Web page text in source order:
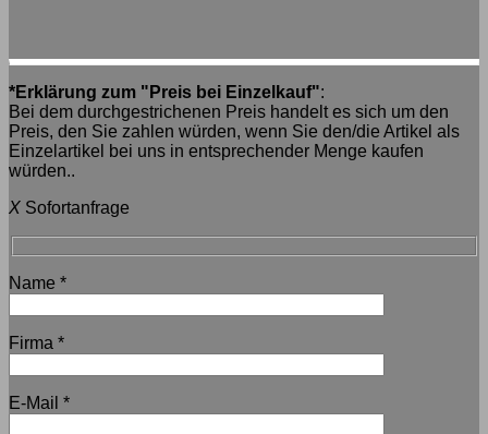
*Erklärung zum "Preis bei Einzelkauf":
Bei dem durchgestrichenen Preis handelt es sich um den
Preis, den Sie zahlen würden, wenn Sie den/die Artikel als
Einzelartikel bei uns in entsprechender Menge kaufen
würden..
X Sofortanfrage
Name *
Firma *
E-Mail *